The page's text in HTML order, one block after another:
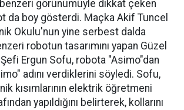
görünümüyle dikkat çeken
da boy gösterdi. Maçka Akif Tuncel
Okulu'nun yine serbest dalda
robotun tasarımını yapan Güzel
Ergun Sofu, robota "Asimo"dan
adını verdiklerini söyledi. Sofu,
kısımlarının elektrik öğretmeni
yapıldığını belirterek, kollarını